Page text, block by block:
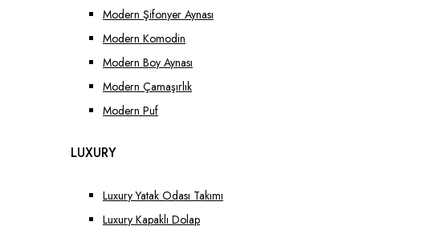
Modern Şifonyer Aynası
Modern Komodin
Modern Boy Aynası
Modern Çamaşırlık
Modern Puf
LUXURY
Luxury Yatak Odası Takımı
Luxury Kapaklı Dolap